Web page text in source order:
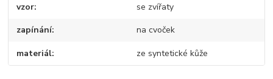
vzor se zvířaty
zapínání na cvoček
materiál ze syntetické kůže